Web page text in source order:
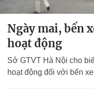
Ngày mai, bến
hoạt động
Sở GTVT Hà Nội cho
hoạt động đối với bến